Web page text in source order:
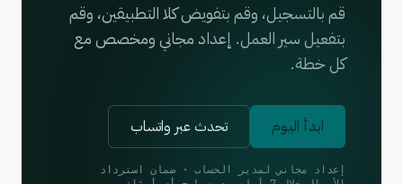
قم بالتسجيل، وقم بتفويض كلا التطبيقين، وقم
بتفعيل سير العمل. إعداد مجاني ومخصص مع
كل خطة.
ابدأ اليوم تحدث عبر واتساب
إعداد مجاني لمدير الحساب · ضمان استرداد